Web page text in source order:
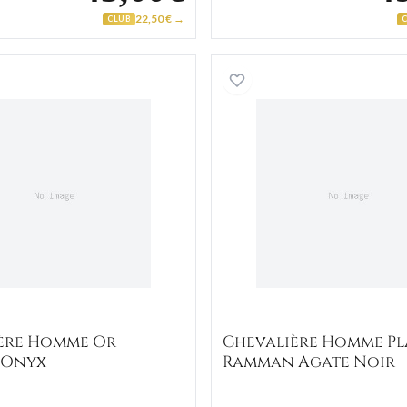
CLUB 22,50 € →
Chevalière Homme Or Djeamel Onyx
Homme Or
Chevalière Homme
Ramman Agate Noir